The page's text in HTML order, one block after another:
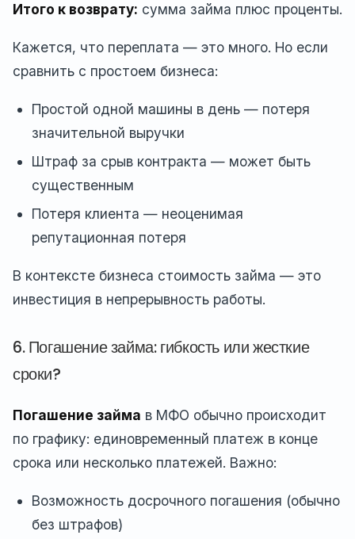
Итого к возврату: сумма займа плюс проценты.
Кажется, что переплата — это много. Но если
сравнить с простоем бизнеса:
Простой одной машины в день — потеря
значительной выручки
Штраф за срыв контракта — может быть
существенным
Потеря клиента — неоценимая
репутационная потеря
В контексте бизнеса стоимость займа — это
инвестиция в непрерывность работы.
6. Погашение займа: гибкость или жесткие
сроки?
Погашение займа в МФО обычно происходит
по графику: единовременный платеж в конце
срока или несколько платежей. Важно:
Возможность досрочного погашения (обычно
без штрафов)